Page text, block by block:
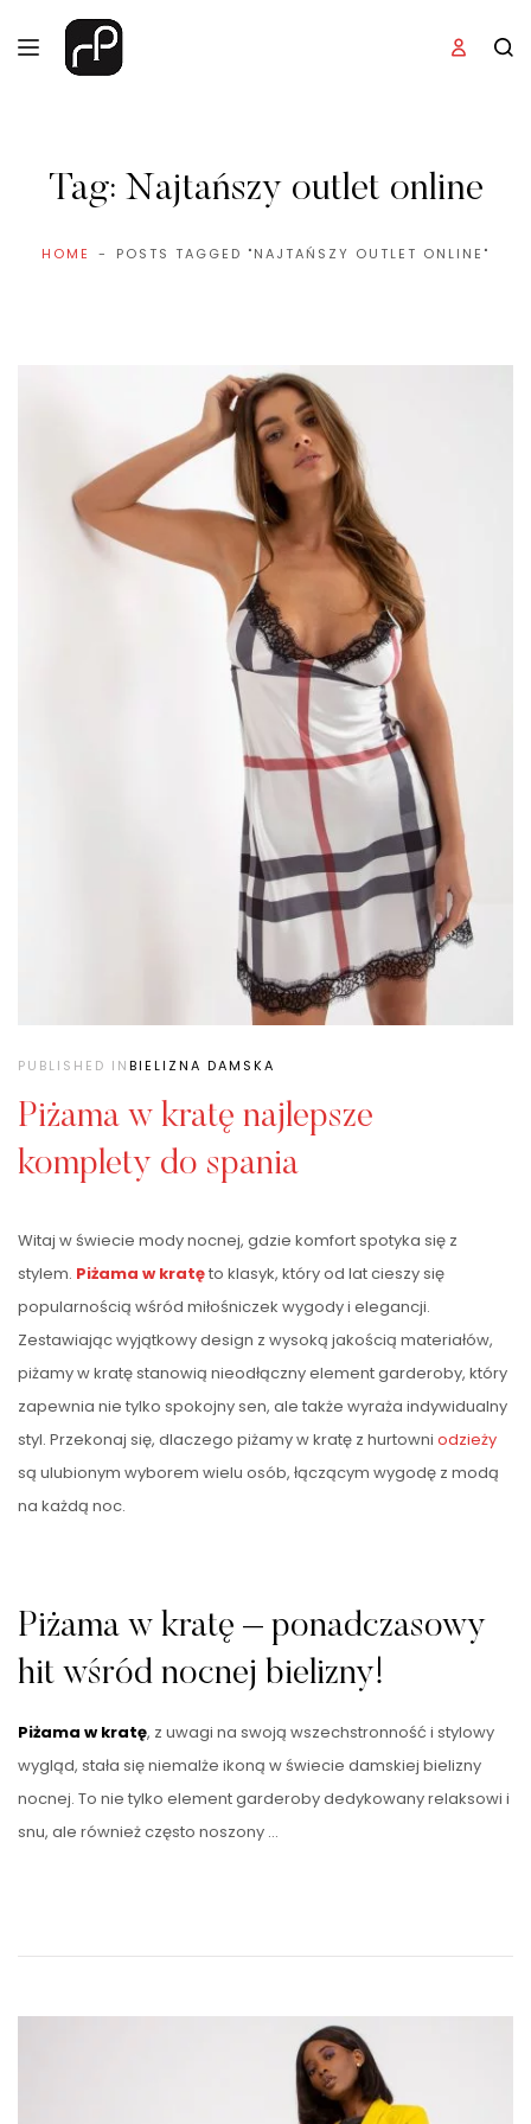
Tag: Najtańszy outlet online
HOME POSTS TAGGED "NAJTAŃSZY OUTLET ONLINE"
PUBLISHED INBIELIZNA DAMSKA
Piżama w kratę najlepsze
komplety do spania
Witaj w świecie mody nocnej, gdzie komfort spotyka się z
stylem. Piżama w kratęto klasyk, który od lat cieszy się
popularnością wśród miłośniczek wygody i elegancji.
Zestawiając wyjątkowy design z wysoką jakością materiałów,
piżamy w kratę stanowią nieodłączny element garderoby, który
zapewnia nie tylko spokojny sen, ale także wyraża indywidualny
styl. Przekonaj się, dlaczego piżamy w kratę z hurtowni odzieży
są ulubionym wyborem wielu osób, łączącym wygodę z modą
na każdą noc.
Piżama w kratę – ponadczasowy
hit wśród nocnej bielizny!
Piżama w kratę, z uwagi na swoją wszechstronność i stylowy
wygląd, stała się niemalże ikoną w świecie damskiej bielizny
nocnej. To nie tylko element garderoby dedykowany relaksowi i
snu, ale również często noszony …